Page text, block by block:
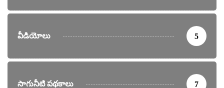
వీడియోలు 5
సాగునీటి పథకాలు 7